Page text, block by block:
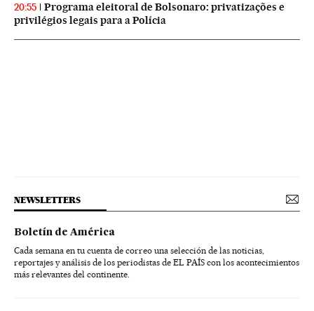
20:55
Programa eleitoral de Bolsonaro: privatizações e
privilégios legais para a Polícia
NEWSLETTERS
Boletín de América
Cada semana en tu cuenta de correo una selección de las noticias,
reportajes y análisis de los periodistas de EL PAÍS con los acontecimientos
más relevantes del continente.